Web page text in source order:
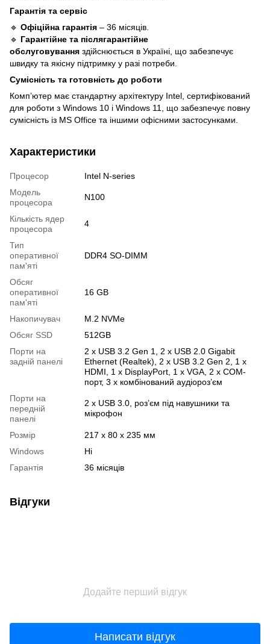
Гарантія та сервіс
🔹 Офіційна гарантія – 36 місяців.
🔹 Гарантійне та післягарантійне
обслуговування здійснюється в Україні, що забезпечує
швидку та якісну підтримку у разі потреби.
Сумісність та готовність до роботи
Комп’ютер має стандартну архітектуру Intel, сертифікований
для роботи з Windows 10 і Windows 11, що забезпечує повну
сумісність із MS Office та іншими офісними застосунками.
Характеристики
Процесор
Intel N-series
Модель
процесора
N100
Кількість ядер
процесора
4
Тип
оперативної
пам'яті
DDR4 SO-DIMM
Обсяг
оперативної
пам'яті
16 GB
Накопичувач
M.2 NVMe
Обсяг SSD
512GB
Порти на
задній панелі
2 х USB 3.2 Gen 1, 2 х USB 2.0 Gigabit
Ethernet (Realtek), 2 х USB 3.2 Gen 2, 1 х
HDMI, 1 х DisplayPort, 1 х VGA, 2 х COM-
порт, 3 х комбінований аудіороз’єм
Порти на
передній
панелі
2 х USB 3.0, роз’єм під навушники та
мікрофон
Розмір
217 x 80 x 235 мм
Windows
Ні
Гарантія
36 місяців
Відгуки
Додайте перший відгук
Написати відгук